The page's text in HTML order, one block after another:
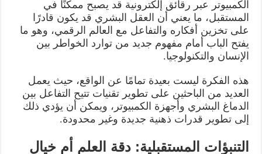
الكمبيوتر عبر رقائق إلكترونية قد يصبح ممكنًا في
المستقبل، ما يعني أن العقل البشري قد يكون قادرًا
على تخزين أفكاره والتفاعل مع العالم الرقمي، وهو ما
يفتح الباب أمام مفهوم جديد من توارد الخواطر بين
الإنسان والتكنولوجيا.
هذه الفكرة ليست بعيدة تمامًا عن الواقع، حيث يعمل
العديد من الباحثين على تطوير تقنيات تتيح التفاعل بين
الدماغ البشري وأجهزة الكمبيوتر، ويمكن أن يؤدي ذلك
إلى تطوير قدرات ذهنية جديدة وغير محدودة.
التنبؤات المستقبلية: دقة العلم أم خيال